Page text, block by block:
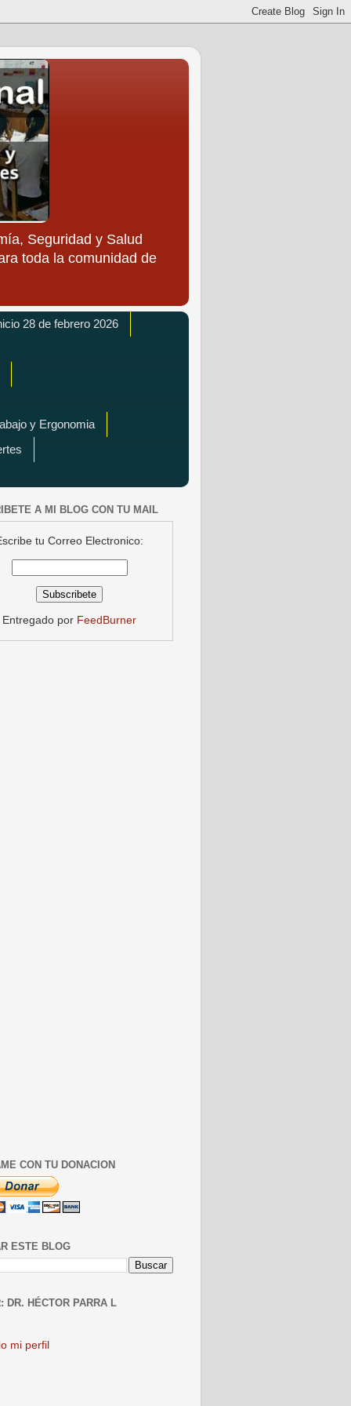
Seguridad y Salud
toda la comunidad de
28 de febrero 2026
y Ergonomia
A MI BLOG CON TU MAIL
tu Correo Electronico:
Entregado por FeedBurner
CON TU DONACION
ESTE BLOG
DR. HÉCTOR PARRA L
mi perfil